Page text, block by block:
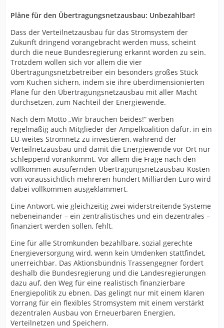
Pläne für den Übertragungsnetzausbau: Unbezahlbar!
Dass der Verteilnetzausbau für das Stromsystem der
Zukunft dringend vorangebracht werden muss, scheint
durch die neue Bundesregierung erkannt worden zu sein.
Trotzdem wollen sich vor allem die vier
Übertragungsnetzbetreiber ein besonders großes Stück
vom Kuchen sichern, indem sie ihre überdimensionierten
Pläne für den Übertragungsnetzausbau mit aller Macht
durchsetzen, zum Nachteil der Energiewende.
Nach dem Motto „Wir brauchen beides!“ werben
regelmäßig auch Mitglieder der Ampelkoalition dafür, in ein
EU-weites Stromnetz zu investieren, während der
Verteilnetzausbau und damit die Energiewende vor Ort nur
schleppend vorankommt. Vor allem die Frage nach den
vollkommen ausufernden Übertragungsnetzausbau-Kosten
von voraussichtlich mehreren hundert Milliarden Euro wird
dabei vollkommen ausgeklammert.
Eine Antwort, wie gleichzeitig zwei widerstreitende Systeme
nebeneinander – ein zentralistisches und ein dezentrales –
finanziert werden sollen, fehlt.
Eine für alle Stromkunden bezahlbare, sozial gerechte
Energieversorgung wird, wenn kein Umdenken stattfindet,
unerreichbar. Das Aktionsbündnis Trassengegner fordert
deshalb die Bundesregierung und die Landesregierungen
dazu auf, den Weg für eine realistisch finanzierbare
Energiepolitik zu ebnen. Das gelingt nur mit einem klaren
Vorrang für ein flexibles Stromsystem mit einem verstärkt
dezentralen Ausbau von Erneuerbaren Energien,
Verteilnetzen und Speichern.